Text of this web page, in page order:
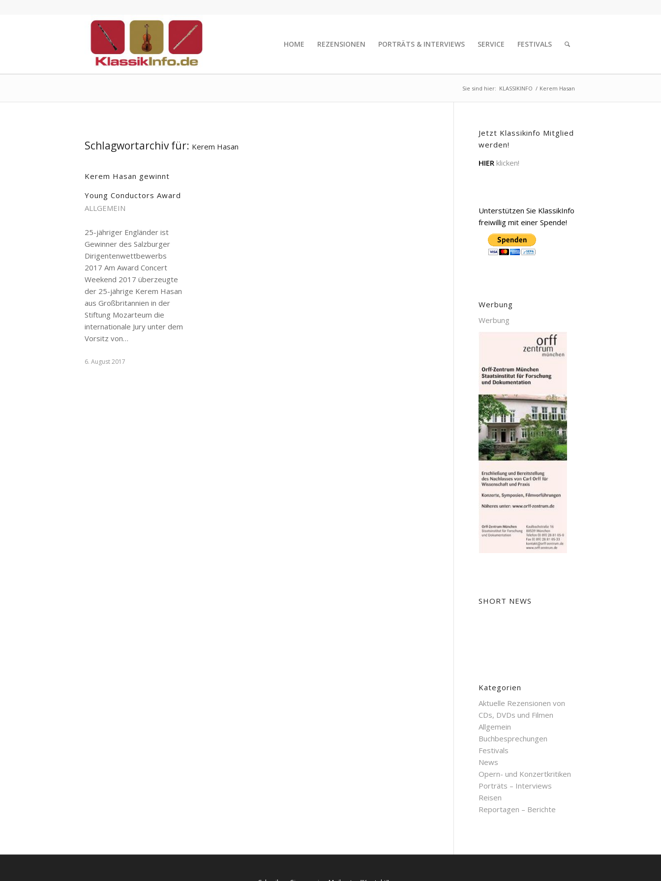
HOME REZENSIONEN PORTRÄTS & INTERVIEWS SERVICE FESTIVALS
Sie sind hier: KLASSIKINFO / Kerem Hasan
Schlagwortarchiv für: Kerem Hasan
Kerem Hasan gewinnt
Young Conductors Award
ALLGEMEIN
25-jähriger Engländer ist
Gewinner des Salzburger
Dirigentenwettbewerbs
2017 Am Award Concert
Weekend 2017 überzeugte
der 25-jährige Kerem Hasan
aus Großbritannien in der
Stiftung Mozarteum die
internationale Jury unter dem
Vorsitz von…
6. August 2017
Jetzt Klassikinfo Mitglied
werden!
HIER klicken!
Unterstützen Sie KlassikInfo
freiwillig mit einer Spende!
Werbung
Werbung
SHORT NEWS
Kategorien
Aktuelle Rezensionen von
CDs, DVDs und Filmen
Allgemein
Buchbesprechungen
Festivals
News
Opern- und Konzertkritiken
Porträts – Interviews
Reisen
Reportagen – Berichte